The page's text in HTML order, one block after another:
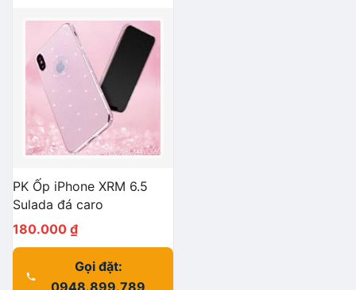
PK Ốp iPhone XRM 6.5
Sulada đá caro
180.000 ₫
Gọi đặt: